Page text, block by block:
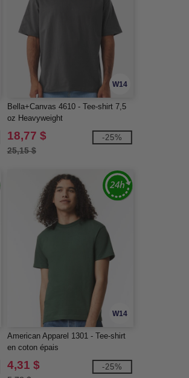
W14
Bella+Canvas 4610 - Tee-shirt 7,5
oz Heavyweight
18,77 $
25,15 $
-25%
W14
American Apparel 1301 - Tee-shirt
en coton épais
4,31 $ -25%